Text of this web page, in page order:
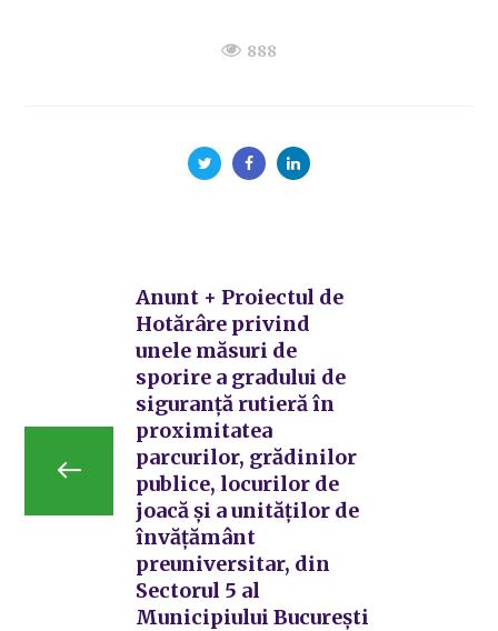
888
Anunt + Proiectul de
Hotărâre privind
unele măsuri de
sporire a gradului de
siguranță rutieră în
proximitatea
parcurilor, grădinilor
publice, locurilor de
joacă și a unităților de
învățământ
preuniversitar, din
Sectorul 5 al
Municipiului București